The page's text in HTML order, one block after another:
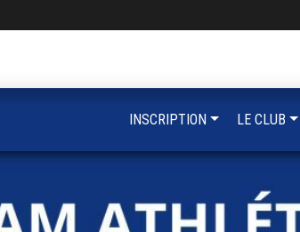
INSCRIPTION LE CLUB